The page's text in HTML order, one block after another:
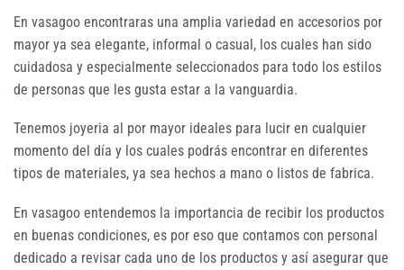
En vasagoo encontraras una amplia variedad en accesorios por
mayor ya sea elegante, informal o casual, los cuales han sido
cuidadosa y especialmente seleccionados para todo los estilos
de personas que les gusta estar a la vanguardia.
Tenemos joyeria al por mayor ideales para lucir en cualquier
momento del día y los cuales podrás encontrar en diferentes
tipos de materiales, ya sea hechos a mano o listos de fabrica.
En vasagoo entendemos la importancia de recibir los productos
en buenas condiciones, es por eso que contamos con personal
dedicado a revisar cada uno de los productos y así asegurar que